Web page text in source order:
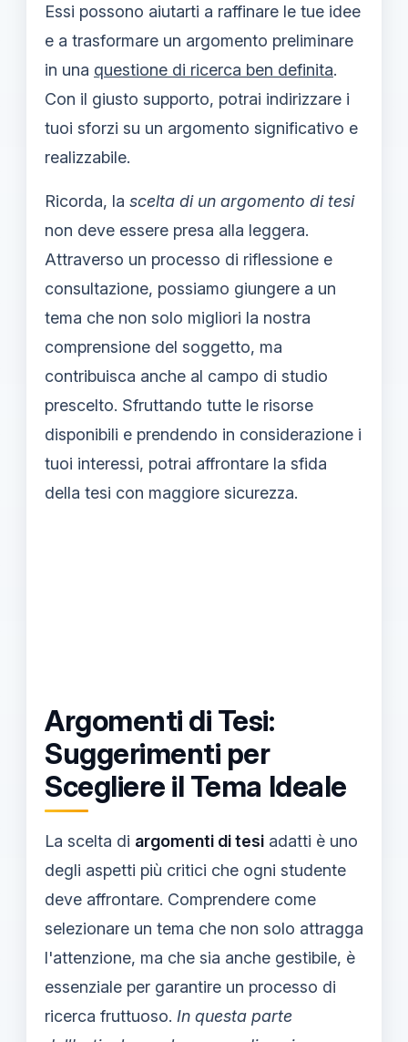
Essi possono aiutarti a raffinare le tue idee
e a trasformare un argomento preliminare
in una questione di ricerca ben definita.
Con il giusto supporto, potrai indirizzare i
tuoi sforzi su un argomento significativo e
realizzabile.
Ricorda, la scelta di un argomento di tesi
non deve essere presa alla leggera.
Attraverso un processo di riflessione e
consultazione, possiamo giungere a un
tema che non solo migliori la nostra
comprensione del soggetto, ma
contribuisca anche al campo di studio
prescelto. Sfruttando tutte le risorse
disponibili e prendendo in considerazione i
tuoi interessi, potrai affrontare la sfida
della tesi con maggiore sicurezza.
Argomenti di Tesi:
Suggerimenti per
Scegliere il Tema Ideale
La scelta di argomenti di tesi adatti è uno
degli aspetti più critici che ogni studente
deve affrontare. Comprendere come
selezionare un tema che non solo attragga
l'attenzione, ma che sia anche gestibile, è
essenziale per garantire un processo di
ricerca fruttuoso. In questa parte